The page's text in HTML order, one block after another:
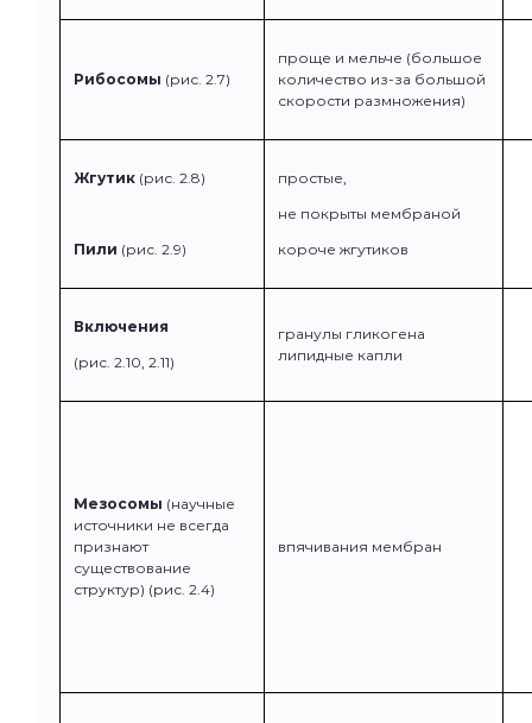
Рибосомы (рис. 2.7)
проще и мельче (большое
количество из-за большой
скорости размножения)
Жгутик (рис. 2.8)
Пили (рис. 2.9)
простые,
не покрыты мембраной
короче жгутиков
Включения
(рис. 2.10, 2.11)
гранулы гликогена
липидные капли
Мезосомы (научные
источники не всегда
признают
существование
структур) (рис. 2.4)
впячивания мембран